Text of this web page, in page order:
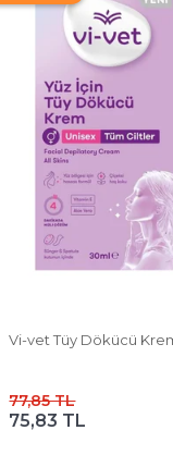
Vi-vet Tüy Dökücü
77,85 TL
75,83 TL